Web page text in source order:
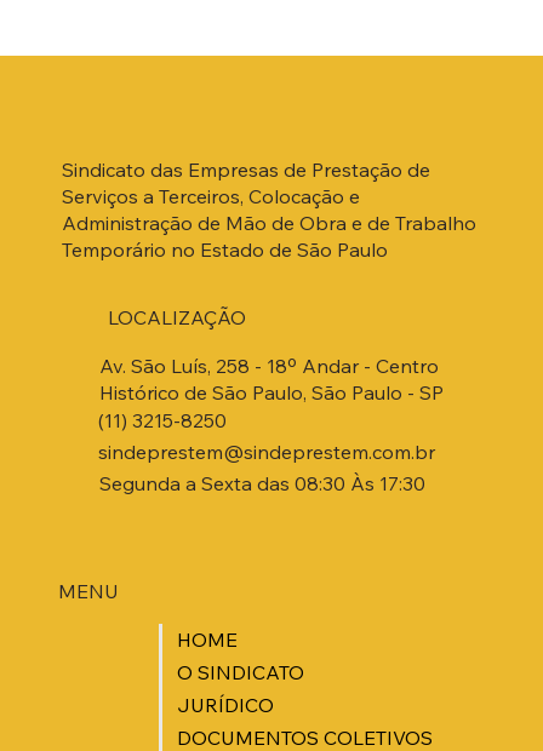
Sindicato das Empresas de Prestação de
Serviços a Terceiros, Colocação e
Administração de Mão de Obra e de Trabalho
Temporário no Estado de São Paulo
MENU
HOME
O SINDICATO
JURÍDICO
DOCUMENTOS COLETIVOS
Av. São Luís, 258 - 18º Andar - Centro
Histórico de São Paulo, São Paulo - SP
(11) 3215-8250
sindeprestem@sindeprestem.com.br
Segunda a Sexta das 08:30 Às 17:30
LOCALIZAÇÃO